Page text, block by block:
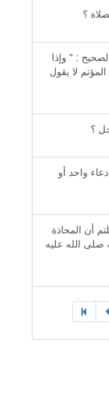
؟
: " وإذا
لا يقول
؟
واحد أو
أن المحاذة
الله عليه